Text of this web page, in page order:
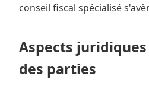
conseil fiscal spécialisé
Aspects
des parties